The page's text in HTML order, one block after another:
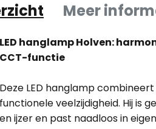
Meer
LED hanglamp Holven:
CCT-functie
Deze LED hanglamp
functionele veelzijdigheid. Hij is
en ijzer en past naadloos in